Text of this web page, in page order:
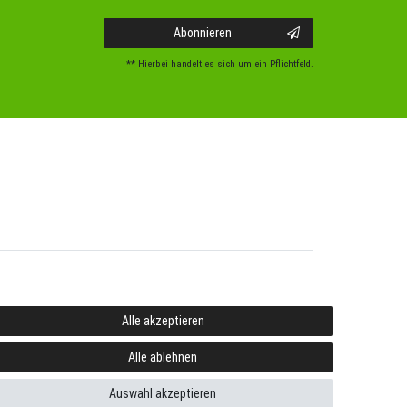
Abonnieren
** Hierbei handelt es sich um ein Pflichtfeld.
Alle akzeptieren
Alle ablehnen
Auswahl akzeptieren